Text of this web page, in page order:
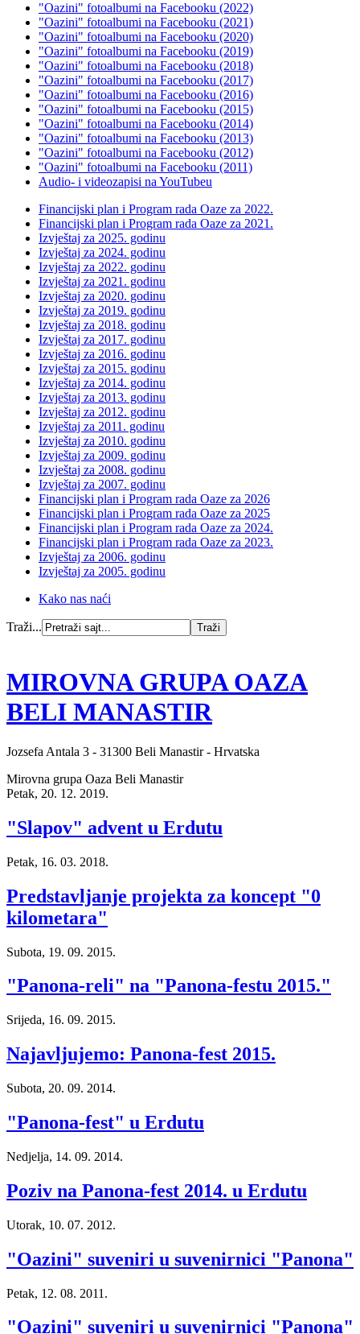
"Oazini" fotoalbumi na Facebooku (2022)
"Oazini" fotoalbumi na Facebooku (2021)
"Oazini" fotoalbumi na Facebooku (2020)
"Oazini" fotoalbumi na Facebooku (2019)
"Oazini" fotoalbumi na Facebooku (2018)
"Oazini" fotoalbumi na Facebooku (2017)
"Oazini" fotoalbumi na Facebooku (2016)
"Oazini" fotoalbumi na Facebooku (2015)
"Oazini" fotoalbumi na Facebooku (2014)
"Oazini" fotoalbumi na Facebooku (2013)
"Oazini" fotoalbumi na Facebooku (2012)
"Oazini" fotoalbumi na Facebooku (2011)
Audio- i videozapisi na YouTubeu
Financijski plan i Program rada Oaze za 2022.
Financijski plan i Program rada Oaze za 2021.
Izvještaj za 2025. godinu
Izvještaj za 2024. godinu
Izvještaj za 2022. godinu
Izvještaj za 2021. godinu
Izvještaj za 2020. godinu
Izvještaj za 2019. godinu
Izvještaj za 2018. godinu
Izvještaj za 2017. godinu
Izvještaj za 2016. godinu
Izvještaj za 2015. godinu
Izvještaj za 2014. godinu
Izvještaj za 2013. godinu
Izvještaj za 2012. godinu
Izvještaj za 2011. godinu
Izvještaj za 2010. godinu
Izvještaj za 2009. godinu
Izvještaj za 2008. godinu
Izvještaj za 2007. godinu
Financijski plan i Program rada Oaze za 2026
Financijski plan i Program rada Oaze za 2025
Financijski plan i Program rada Oaze za 2024.
Financijski plan i Program rada Oaze za 2023.
Izvještaj za 2006. godinu
Izvještaj za 2005. godinu
Kako nas naći
Traži...
MIROVNA GRUPA OAZA
BELI MANASTIR
Jozsefa Antala 3 - 31300 Beli Manastir - Hrvatska
Mirovna grupa Oaza Beli Manastir
Petak, 20. 12. 2019.
"Slapov" advent u Erdutu
Petak, 16. 03. 2018.
Predstavljanje projekta za koncept "0
kilometara"
Subota, 19. 09. 2015.
"Panona-reli" na "Panona-festu 2015."
Srijeda, 16. 09. 2015.
Najavljujemo: Panona-fest 2015.
Subota, 20. 09. 2014.
"Panona-fest" u Erdutu
Nedjelja, 14. 09. 2014.
Poziv na Panona-fest 2014. u Erdutu
Utorak, 10. 07. 2012.
"Oazini" suveniri u suvenirnici "Panona"
Petak, 12. 08. 2011.
"Oazini" suveniri u suvenirnici "Panona"